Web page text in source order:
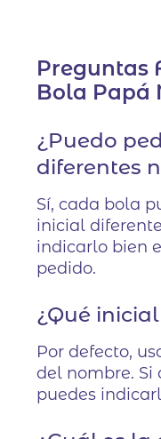
Preguntas
Bola Papá
¿Puedo
diferentes
Sí, cada bola
inicial
indicarlo bien
pedido.
¿Qué
Por defecto,
del nombre. Si
puedes